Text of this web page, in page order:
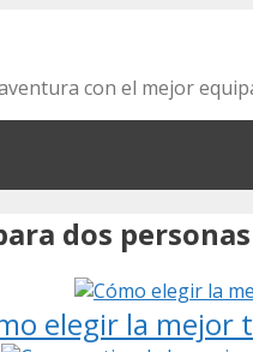
con el mejor
dos personas
elegir la mejor